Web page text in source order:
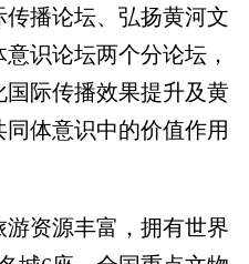
播论坛、弘扬黄河文
识论坛两个分论坛，
际传播效果提升及黄
体意识中的价值作用
资源丰富，拥有世界